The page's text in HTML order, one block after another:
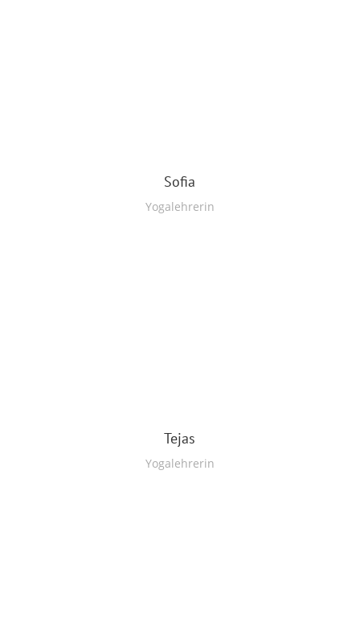
Sofia
Yogalehrerin
Tejas
Yogalehrerin